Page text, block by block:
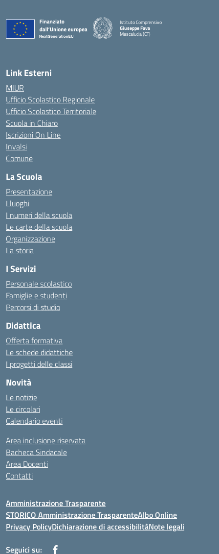
Istituto Comprensivo
Giuseppe Fava
Mascalucia (CT)
Link Esterni
MIUR
Ufficio Scolastico Regionale
Ufficio Scolastico Territoriale
Scuola in Chiaro
Iscrizioni On Line
Invalsi
Comune
La Scuola
Presentazione
I luoghi
I numeri della scuola
Le carte della scuola
Organizzazione
La storia
I Servizi
Personale scolastico
Famiglie e studenti
Percorsi di studio
Didattica
Offerta formativa
Le schede didattiche
I progetti delle classi
Novità
Le notizie
Le circolari
Calendario eventi
Area inclusione riservata
Bacheca Sindacale
Area Docenti
Contatti
Amministrazione Trasparente
STORICO Amministrazione TrasparenteAlbo Online
Privacy PolicyDichiarazione di accessibilitàNote legali
Seguici su: